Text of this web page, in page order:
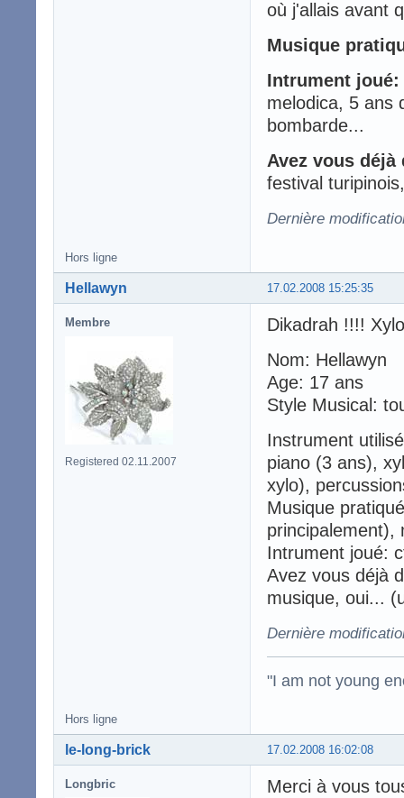
où j'allais avant
Musique
Intrument joué:
melodica, 5 ans
bombarde...
Avez vous
festival
Dernière
Hors ligne
17.02.2008 15:25:35
Hellawyn
Membre
Registered 02.11.2007
Dikadrah !!!!
Nom: Hellawyn
Age: 17 ans
Style Musical:
Instrument
piano (3 ans),
xylo),
Musique
principalement),
Intrument joué:
Avez vous déjà
musique, oui...
Dernière
"I am not young
Hors ligne
17.02.2008 16:02:08
le-long-brick
Longbric
Merci à vous